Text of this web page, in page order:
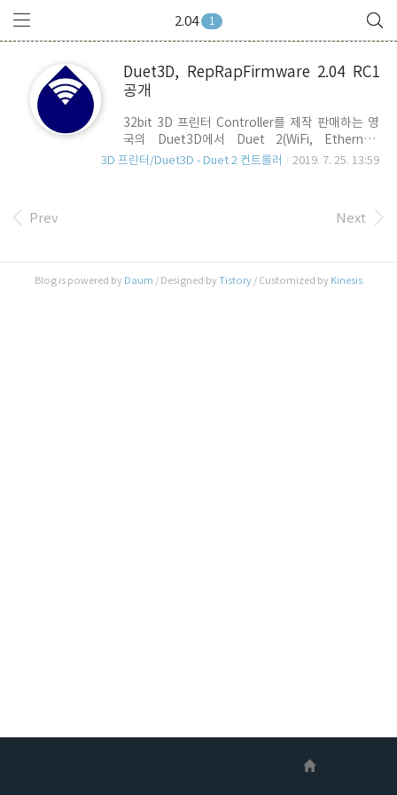
2.04 1
Duet3D, RepRapFirmware 2.04 RC1
공개
32bit 3D 프린터 Controller를 제작 판매하는 영
국의 Duet3D에서 Duet 2(WiFi, Ethernet,
Mestro) 용 RRF(RepRapFirmware) 2.04 RC1
DuetWiFiServer 1.23, DuetWebControl (1.226
, 2.00-RC6, 2.00-RC7)과 호환되며, 주요 업데이
Bed Height Map 정보를 .csv 파일로 저장할 수 있
는 P 파라미터를 더 이상 지원하지 않습니다. G29
3D 프린터/Duet3D - Duet 2 컨트롤러 2019. 7. 25. 13:59
Prev Next
Blog is powered by Daum / Designed byTistory / Customized by Kinesis